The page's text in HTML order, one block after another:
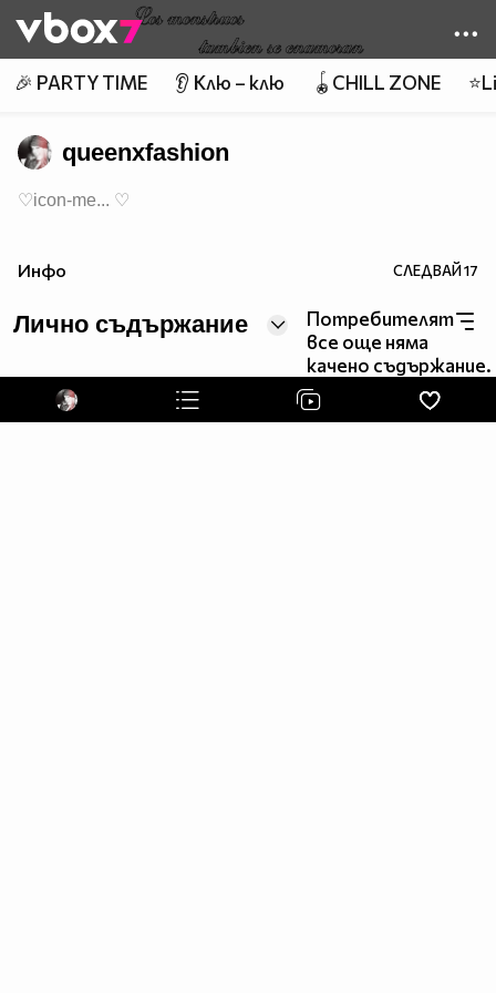
👾
🎉 PARTY TIME 👂 Клю – клю 🪀CHILL ZONE
queenxfashion
♡icon-me... ♡
Инфо СЛЕДВАЙ17
Лично съдържание
Потребителят
все още няма
качено съдържание.